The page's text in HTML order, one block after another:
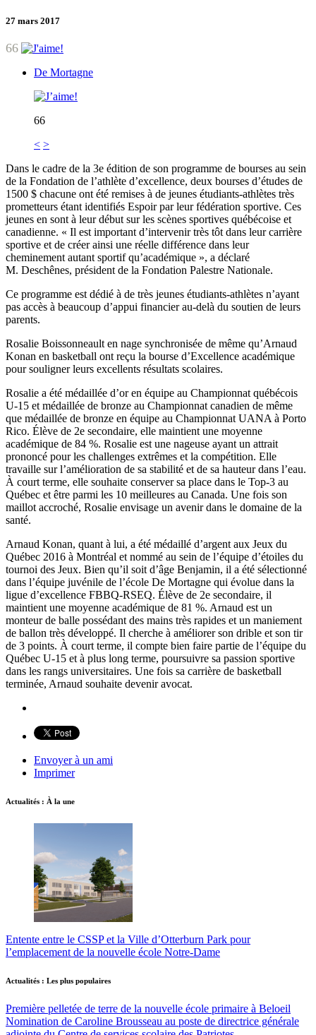
27 mars 2017
66
De Mortagne
66
< >
Dans le cadre de la 3e édition de son programme de bourses au sein
de la Fondation de l’athlète d’excellence, deux bourses d’études de
1500 $ chacune ont été remises à de jeunes étudiants-athlètes très
prometteurs étant identifiés Espoir par leur fédération sportive. Ces
jeunes en sont à leur début sur les scènes sportives québécoise et
canadienne. « Il est important d’intervenir très tôt dans leur carrière
sportive et de créer ainsi une réelle différence dans leur
cheminement autant sportif qu’académique », a déclaré
M. Deschênes, président de la Fondation Palestre Nationale.
Ce programme est dédié à de très jeunes étudiants-athlètes n’ayant
pas accès à beaucoup d’appui financier au-delà du soutien de leurs
parents.
Rosalie Boissonneault en nage synchronisée de même qu’Arnaud
Konan en basketball ont reçu la bourse d’Excellence académique
pour souligner leurs excellents résultats scolaires.
Rosalie a été médaillée d’or en équipe au Championnat québécois
U-15 et médaillée de bronze au Championnat canadien de même
que médaillée de bronze en équipe au Championnat UANA à Porto
Rico. Élève de 2e secondaire, elle maintient une moyenne
académique de 84 %. Rosalie est une nageuse ayant un attrait
prononcé pour les challenges extrêmes et la compétition. Elle
travaille sur l’amélioration de sa stabilité et de sa hauteur dans l’eau.
À court terme, elle souhaite conserver sa place dans le Top-3 au
Québec et être parmi les 10 meilleures au Canada. Une fois son
maillot accroché, Rosalie envisage un avenir dans le domaine de la
santé.
Arnaud Konan, quant à lui, a été médaillé d’argent aux Jeux du
Québec 2016 à Montréal et nommé au sein de l’équipe d’étoiles du
tournoi des Jeux. Bien qu’il soit d’âge Benjamin, il a été sélectionné
dans l’équipe juvénile de l’école De Mortagne qui évolue dans la
ligue d’excellence FBBQ-RSEQ. Élève de 2e secondaire, il
maintient une moyenne académique de 81 %. Arnaud est un
monteur de balle possédant des mains très rapides et un maniement
de ballon très développé. Il cherche à améliorer son drible et son tir
de 3 points. À court terme, il compte bien faire partie de l’équipe du
Québec U-15 et à plus long terme, poursuivre sa passion sportive
dans les rangs universitaires. Une fois sa carrière de basketball
terminée, Arnaud souhaite devenir avocat.
Envoyer à un ami
Imprimer
Actualités : À la une
Entente entre le CSSP et la Ville d’Otterburn Park pour
l’emplacement de la nouvelle école Notre-Dame
Actualités : Les plus populaires
Première pelletée de terre de la nouvelle école primaire à Beloeil
Nomination de Caroline Brousseau au poste de directrice générale